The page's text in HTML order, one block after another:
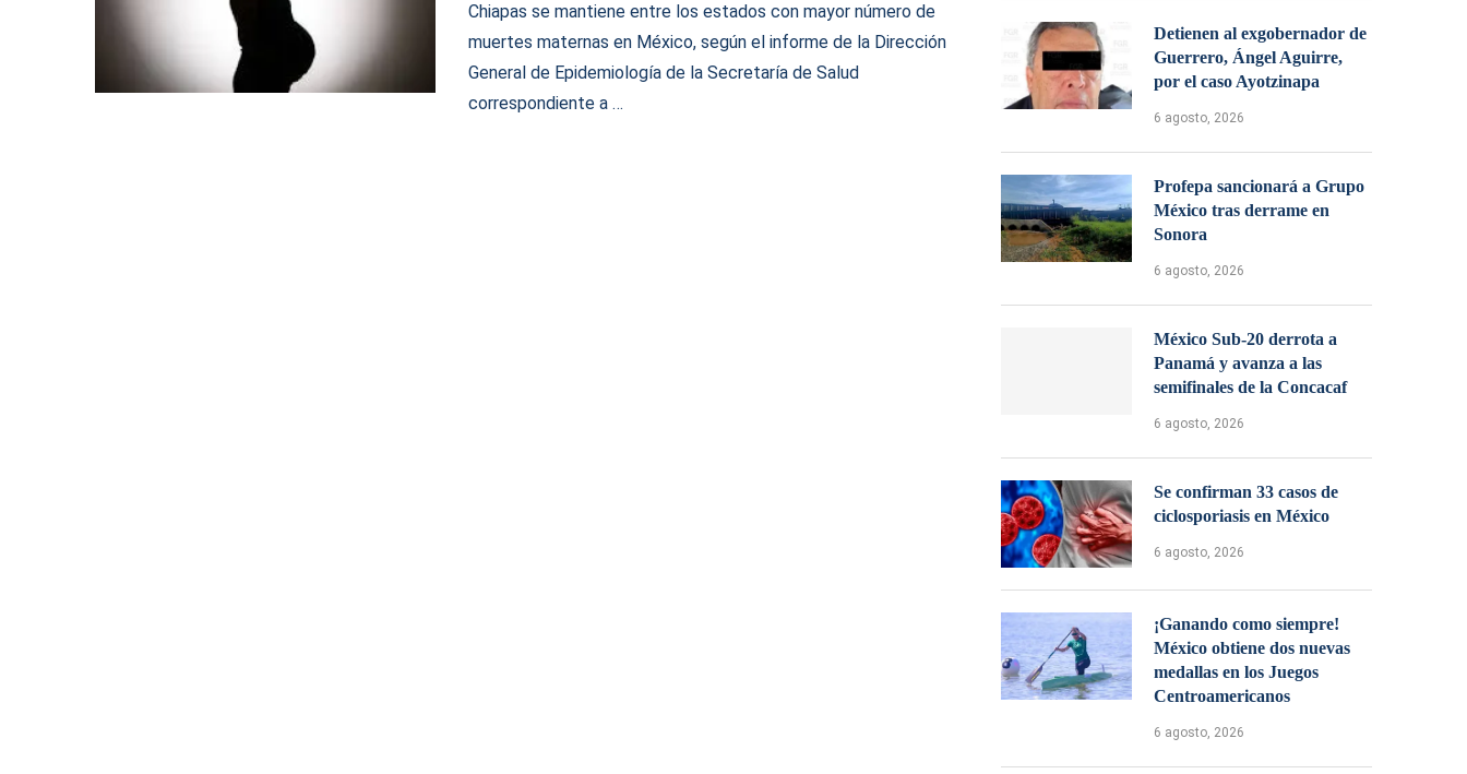
Chiapas se mantiene entre los estados con mayor número de
muertes maternas en México, según el informe de la Dirección
General de Epidemiología de la Secretaría de Salud
correspondiente a …
Detienen al exgobernador de
Guerrero, Ángel Aguirre,
por el caso Ayotzinapa
6 agosto, 2026
Profepa sancionará a Grupo
México tras derrame en
Sonora
6 agosto, 2026
México Sub-20 derrota a
Panamá y avanza a las
semifinales de la Concacaf
6 agosto, 2026
Se confirman 33 casos de
ciclosporiasis en México
6 agosto, 2026
¡Ganando como siempre!
México obtiene dos nuevas
medallas en los Juegos
Centroamericanos
6 agosto, 2026